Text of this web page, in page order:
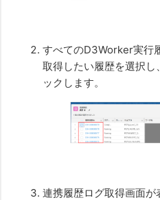
すべてのD3Worker実行
取得したい履歴を選択し
ックします。
連携履歴ログ取得画面が